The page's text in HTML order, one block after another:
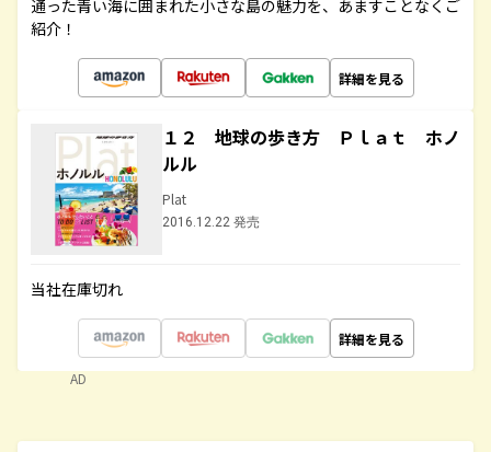
通った青い海に囲まれた小さな島の魅力を、あますことなくご
紹介！
詳細を見る
１２ 地球の歩き方 Ｐｌａｔ ホノ
ルル
Plat
2016.12.22 発売
当社在庫切れ
詳細を見る
AD